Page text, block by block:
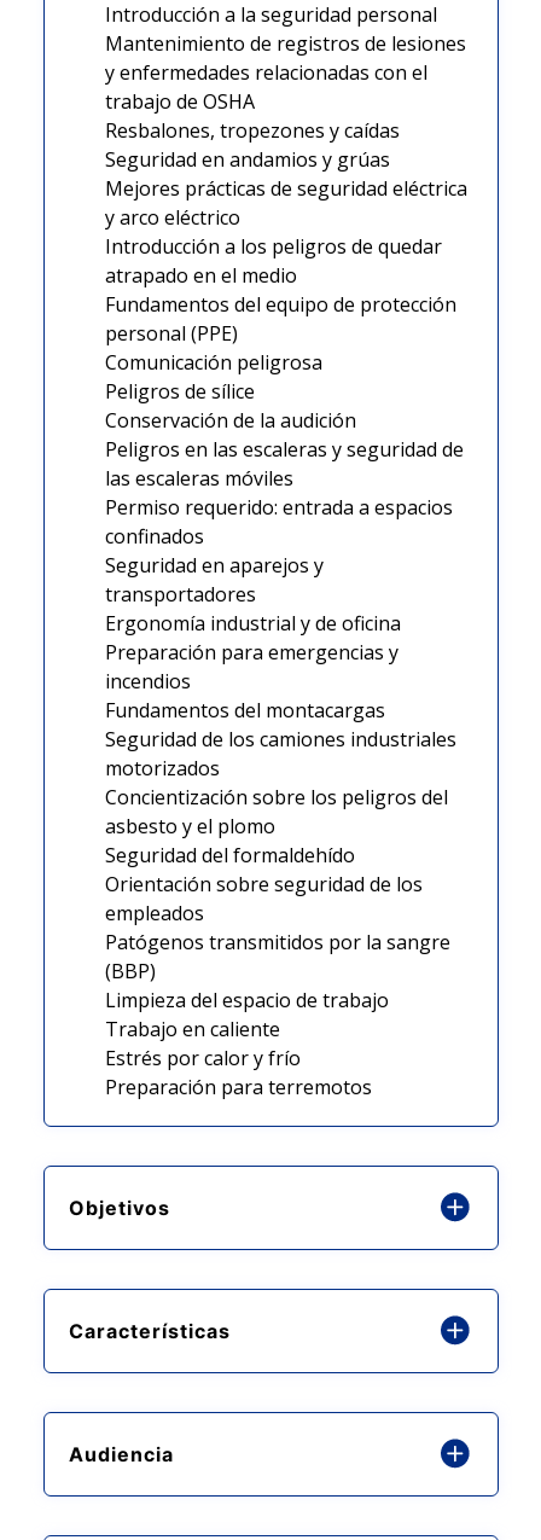
Introducción a la seguridad personal
Mantenimiento de registros de lesiones
y enfermedades relacionadas con el
trabajo de OSHA
Resbalones, tropezones y caídas
Seguridad en andamios y grúas
Mejores prácticas de seguridad eléctrica
y arco eléctrico
Introducción a los peligros de quedar
atrapado en el medio
Fundamentos del equipo de protección
personal (PPE)
Comunicación peligrosa
Peligros de sílice
Conservación de la audición
Peligros en las escaleras y seguridad de
las escaleras móviles
Permiso requerido: entrada a espacios
confinados
Seguridad en aparejos y
transportadores
Ergonomía industrial y de oficina
Preparación para emergencias y
incendios
Fundamentos del montacargas
Seguridad de los camiones industriales
motorizados
Concientización sobre los peligros del
asbesto y el plomo
Seguridad del formaldehído
Orientación sobre seguridad de los
empleados
Patógenos transmitidos por la sangre
(BBP)
Limpieza del espacio de trabajo
Trabajo en caliente
Estrés por calor y frío
Preparación para terremotos
Objetivos
Características
Audiencia